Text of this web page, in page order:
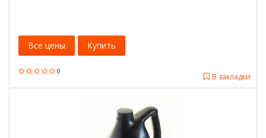
0
В закладки
Все цены Купить